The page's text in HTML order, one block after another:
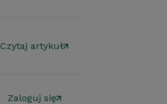
Czytaj artykuł
Zaloguj się